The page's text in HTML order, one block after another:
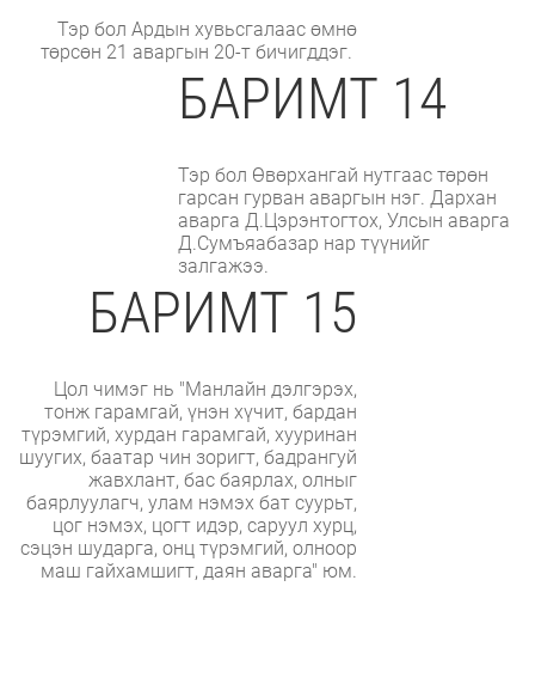
Тэр бол Ардын хувьсгалаас өмнө
төрсөн 21 аваргын 20-т бичигддэг.
БАРИМТ 14
Тэр бол Өвөрхангай нутгаас төрөн
гарсан гурван аваргын нэг. Дархан
аварга Д.Цэрэнтогтох, Улсын аварга
Д.Сумъяабазар нар түүнийг
залгажээ.
БАРИМТ 15
Цол чимэг нь "Манлайн дэлгэрэх,
тонж гарамгай, үнэн хүчит, бардан
түрэмгий, хурдан гарамгай, хууринан
шуугих, баатар чин зоригт, бадрангуй
жавхлант, бас баярлах, олныг
баярлуулагч, улам нэмэх бат суурьт,
цог нэмэх, цогт идэр, саруул хурц,
сэцэн шударга, онц түрэмгий, олноор
маш гайхамшигт, даян аварга" юм.